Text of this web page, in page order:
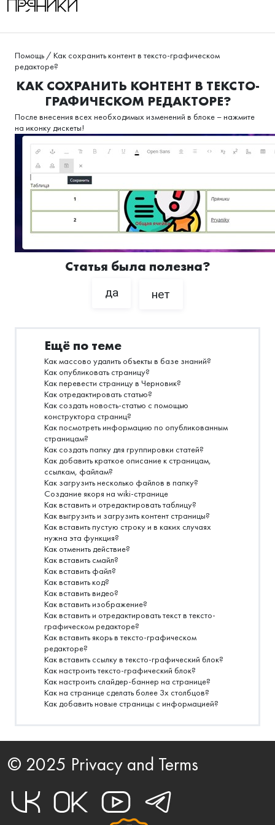
Помощь / Как сохранить контент в тексто-графическом
редакторе?
КАК СОХРАНИТЬ КОНТЕНТ В ТЕКСТО-
ГРАФИЧЕСКОМ РЕДАКТОРЕ?
После внесения всех необходимых изменений в блоке – нажмите
на иконку дискеты!
Статья была полезна?
да нет
Ещё по теме
Как массово удалить объекты в базе знаний?
Как опубликовать страницу?
Как перевести страницу в Черновик?
Как отредактировать статью?
Как создать новость-статью с помощью
конструктора страниц?
Как посмотреть информацию по опубликованным
страницам?
Как создать папку для группировки статей?
Как добавить краткое описание к страницам,
ссылкам, файлам?
Как загрузить несколько файлов в папку?
Создание якоря на wiki-странице
Как вставить и отредактировать таблицу?
Как выгрузить и загрузить контент страницы?
Как вставить пустую строку и в каких случаях
нужна эта функция?
Как отменить действие?
Как вставить смайл?
Как вставить файл?
Как вставить код?
Как вставить видео?
Как вставить изображение?
Как вставить и отредактировать текст в тексто-
графическом редакторе?
Как вставить якорь в тексто-графическом
редакторе?
Как вставить ссылку в тексто-графический блок?
Как настроить тексто-графический блок?
Как настроить слайдер-баннер на странице?
Как на странице сделать более 3х столбцов?
Как добавить новые страницы с информацией?
© 2025 Privacy and Terms